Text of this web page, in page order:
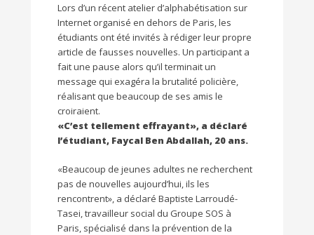
Lors d’un récent atelier d’alphabétisation sur
Internet organisé en dehors de Paris, les
étudiants ont été invités à rédiger leur propre
article de fausses nouvelles. Un participant a
fait une pause alors qu’il terminait un
message qui exagéra la brutalité policière,
réalisant que beaucoup de ses amis le
croiraient.
«C’est tellement effrayant», a déclaré
l’étudiant, Faycal Ben Abdallah, 20 ans.
«Beaucoup de jeunes adultes ne recherchent
pas de nouvelles aujourd’hui, ils les
rencontrent», a déclaré Baptiste Larroudé-
Tasei, travailleur social du Groupe SOS à
Paris, spécialisé dans la prévention de la